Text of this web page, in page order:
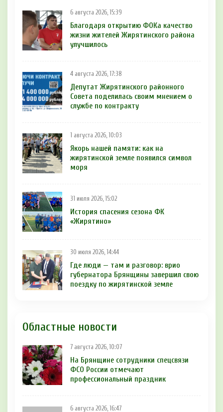
6 августа 2026, 15:39
Благодаря открытию ФОКа качество
жизни жителей Жирятинского района
улучшилось
4 августа 2026, 17:38
Депутат Жирятинского районного
Совета поделилась своим мнением о
службе по контракту
1 августа 2026, 10:03
Якорь нашей памяти: как на
жирятинской земле появился символ
моря
31 июля 2026, 15:02
История спасения сезона ФК
«Жирятино»
30 июля 2026, 14:44
Где люди — там и разговор: врио
губернатора Брянщины завершил свою
поездку по жирятинской земле
Областные новости
7 августа 2026, 10:07
На Брянщине сотрудники спецсвязи
ФСО России отмечают
профессиональный праздник
6 августа 2026, 16:47